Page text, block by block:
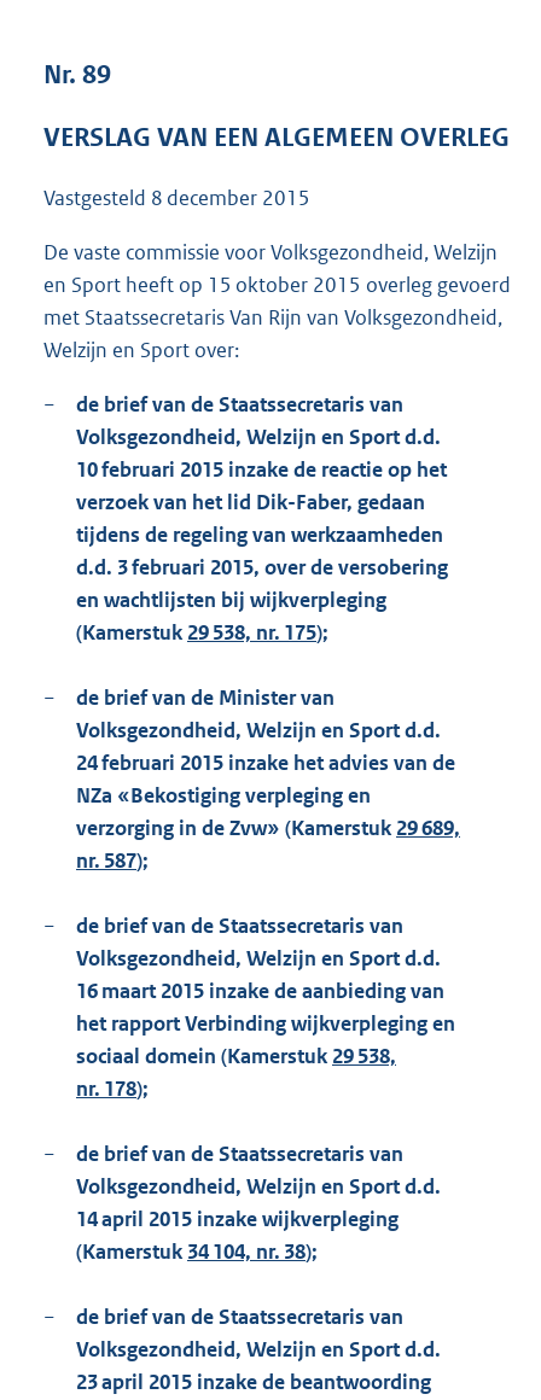
e
5
K
Nr. 89
VERSLAG VAN EEN ALGEMEEN OVERLEG
Vastgesteld 8 december 2015
De vaste commissie voor Volksgezondheid, Welzijn
en Sport heeft op 15 oktober 2015 overleg gevoerd
met Staatssecretaris Van Rijn van Volksgezondheid,
Welzijn en Sport over:
−
de brief van de Staatssecretaris van
Volksgezondheid, Welzijn en Sport d.d.
10 februari 2015 inzake de reactie op het
verzoek van het lid Dik-Faber, gedaan
tijdens de regeling van werkzaamheden
d.d. 3 februari 2015, over de versobering
en wachtlijsten bij wijkverpleging
(Kamerstuk 29 538, nr. 175);
−
de brief van de Minister van
Volksgezondheid, Welzijn en Sport d.d.
24 februari 2015 inzake het advies van de
NZa «Bekostiging verpleging en
verzorging in de Zvw» (Kamerstuk 29 689,
nr. 587);
−
de brief van de Staatssecretaris van
Volksgezondheid, Welzijn en Sport d.d.
16 maart 2015 inzake de aanbieding van
het rapport Verbinding wijkverpleging en
sociaal domein (Kamerstuk 29 538,
nr. 178);
−
de brief van de Staatssecretaris van
Volksgezondheid, Welzijn en Sport d.d.
14 april 2015 inzake wijkverpleging
(Kamerstuk 34 104, nr. 38);
−
de brief van de Staatssecretaris van
Volksgezondheid, Welzijn en Sport d.d.
23 april 2015 inzake de beantwoording